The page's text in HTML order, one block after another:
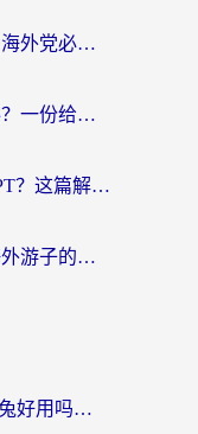
在韩国怎么玩地下城与勇士？海外党必看的国服游戏加速全攻略
在海外玩原始征途很卡怎么办？一份给游子的终极指南
海外玩召唤与合成国服卡成PPT？这篇解决办法让你丝滑操作
在欧洲怎么打晶核？一份给海外游子的网络加速生存指南
海外党必看：ChickCN和迅猛兔好用吗？3招教你选对回国加速器